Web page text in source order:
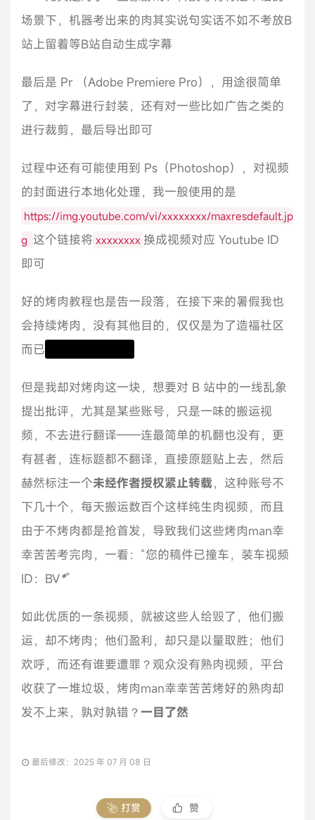
场景下，机器考出来的肉其实说句实话不如不考放B
站上留着等B站自动生成字幕
最后是 Pr （Adobe Premiere Pro），用途很简单
了，对字幕进行封装，还有对一些比如广告之类的
进行裁剪，最后导出即可
过程中还有可能使用到 Ps（Photoshop），对视频
的封面进行本地化处理，我一般使用的是
https://img.youtube.com/vi/xxxxxxxx/maxresdefault.jp
g 这个链接将 xxxxxxxx 换成视频对应 Youtube ID
即可
好的烤肉教程也是告一段落，在接下来的暑假我也
会持续烤肉，没有其他目的，仅仅是为了造福社区
而已
但是我却对烤肉这一块，想要对 B 站中的一线乱象
提出批评，尤其是某些账号，只是一味的搬运视
频，不去进行翻译——连最简单的机翻也没有，更
有甚者，连标题都不翻译，直接原题贴上去，然后
赫然标注一个未经作者授权紧止转载，这种账号不
下几十个，每天搬运数百个这样纯生肉视频，而且
由于不烤肉都是抢首发，导致我们这些烤肉man幸
幸苦苦考完肉，一看：“您的稿件已撞车，装车视频
ID：BV*”
如此优质的一条视频，就被这些人给毁了，他们搬
运，却不烤肉；他们盈利，却只是以量取胜；他们
欢呼，而还有谁要遭罪？观众没有熟肉视频，平台
收获了一堆垃圾，烤肉man幸幸苦苦烤好的熟肉却
发不上来，孰对孰错？ 一目了然
最后修改：2025 年 07 月 08 日
打赏 赞